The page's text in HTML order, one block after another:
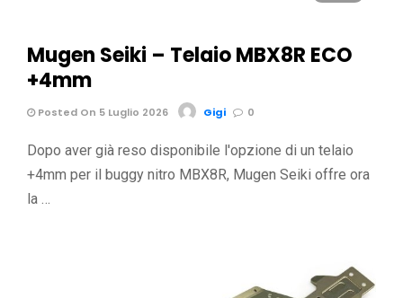
Mugen Seiki – Telaio MBX8R ECO
+4mm
Posted On 5 Luglio 2026 Gigi 0
Dopo aver già reso disponibile l'opzione di un telaio
+4mm per il buggy nitro MBX8R, Mugen Seiki offre ora
la …